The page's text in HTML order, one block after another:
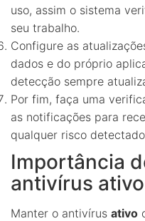
uso, assim o sistema
seu trabalho.
Configure as
dados e do próprio
detecção sempre
Por fim, faça uma
as notificações para
qualquer risco
Importância
antivírus
Manter o antivírus ativo